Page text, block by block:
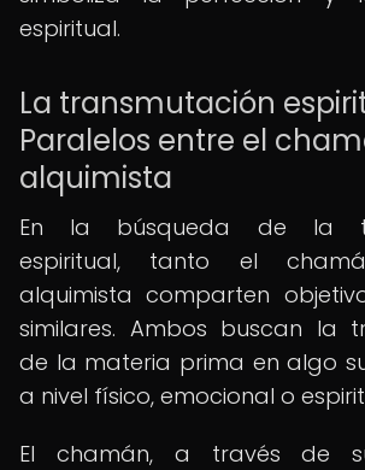
espiritual.
La transmutación
Paralelos entre el
alquimista
En la búsqueda de la
espiritual, tanto el
alquimista comparten
similares. Ambos buscan la
de la materia prima en algo
a nivel físico, emocional o
El chamán, a través de